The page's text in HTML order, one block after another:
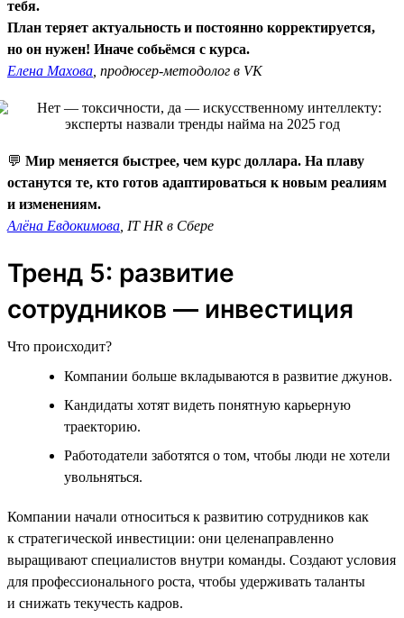
тебя.
План теряет актуальность и постоянно корректируется,
но он нужен! Иначе собьёмся с курса.
Елена Махова , продюсер-методолог в VK
💬 Мир меняется быстрее, чем курс доллара. На плаву
останутся те, кто готов адаптироваться к новым реалиям
и изменениям.
Алёна Евдокимова , IT HR в Сбере
Тренд 5: развитие
сотрудников — инвестиция
Что происходит?
Компании больше вкладываются в развитие джунов.
Кандидаты хотят видеть понятную карьерную
траекторию.
Работодатели заботятся о том, чтобы люди не хотели
увольняться.
Компании начали относиться к развитию сотрудников как
к стратегической инвестиции: они целенаправленно
выращивают специалистов внутри команды. Создают условия
для профессионального роста, чтобы удерживать таланты
и снижать текучесть кадров.